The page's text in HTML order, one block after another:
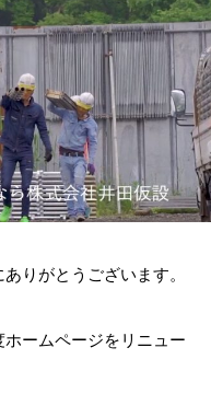
りがとうございます。
ームページをリニュー